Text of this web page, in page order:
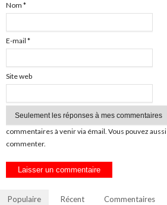
Nom *
E-mail *
Site web
commentaires à venir via émail. Vous pouvez aussi
commenter.
Populaire Récent Commentaires